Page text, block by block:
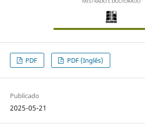
PDF PDF (Inglês)
Publicado
2025-05-21